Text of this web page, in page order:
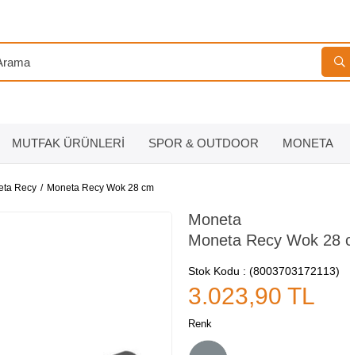
MUTFAK ÜRÜNLERİ SPOR & OUTDOOR MONETA
Recy Moneta Recy Wok 28 cm
Moneta
Moneta Recy Wok 28
Stok Kodu (8003703172113)
3.023,90 TL
Renk